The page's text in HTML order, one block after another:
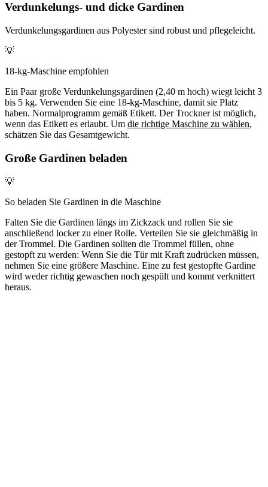
Verdunkelungs- und dicke Gardinen
Verdunkelungsgardinen aus Polyester sind robust und pflegeleicht.
💡
18-kg-Maschine empfohlen
Ein Paar große Verdunkelungsgardinen (2,40 m hoch) wiegt leicht 3
bis 5 kg. Verwenden Sie eine 18-kg-Maschine, damit sie Platz
haben. Normalprogramm gemäß Etikett. Der Trockner ist möglich,
wenn das Etikett es erlaubt. Um die richtige Maschine zu wählen,
schätzen Sie das Gesamtgewicht.
Große Gardinen beladen
💡
So beladen Sie Gardinen in die Maschine
Falten Sie die Gardinen längs im Zickzack und rollen Sie sie
anschließend locker zu einer Rolle. Verteilen Sie sie gleichmäßig in
der Trommel. Die Gardinen sollten die Trommel füllen, ohne
gestopft zu werden: Wenn Sie die Tür mit Kraft zudrücken müssen,
nehmen Sie eine größere Maschine. Eine zu fest gestopfte Gardine
wird weder richtig gewaschen noch gespült und kommt verknittert
heraus.